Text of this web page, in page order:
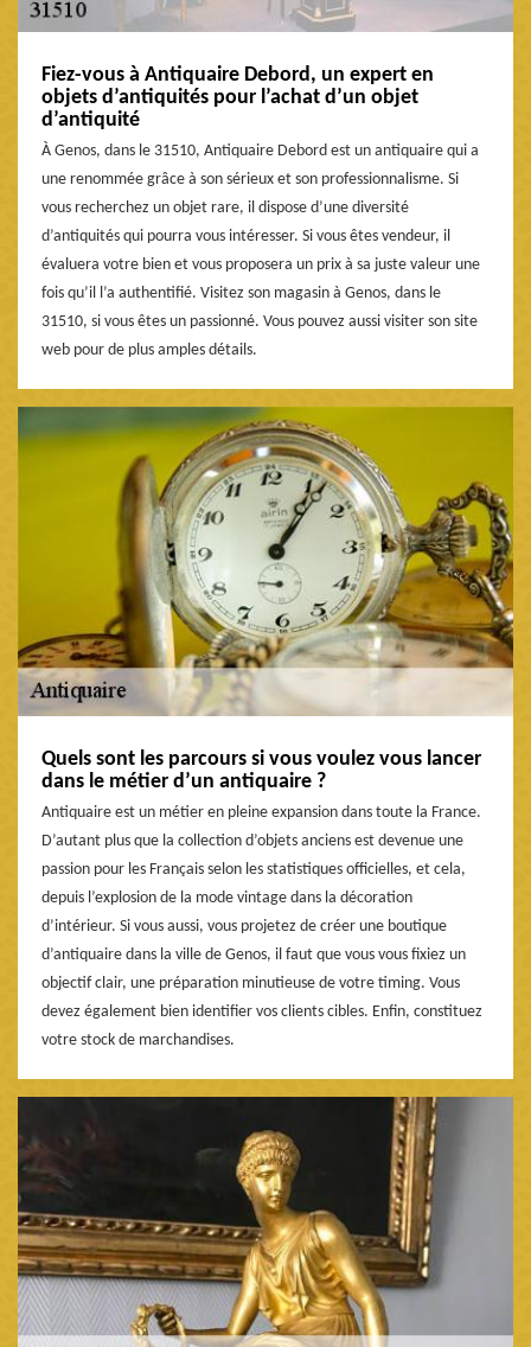
Fiez-vous à Antiquaire Debord, un expert en
objets d’antiquités pour l’achat d’un objet
d’antiquité
À Genos, dans le 31510, Antiquaire Debord est un antiquaire qui a
une renommée grâce à son sérieux et son professionnalisme. Si
vous recherchez un objet rare, il dispose d’une diversité
d’antiquités qui pourra vous intéresser. Si vous êtes vendeur, il
évaluera votre bien et vous proposera un prix à sa juste valeur une
fois qu’il l’a authentifié. Visitez son magasin à Genos, dans le
31510, si vous êtes un passionné. Vous pouvez aussi visiter son site
web pour de plus amples détails.
Quels sont les parcours si vous voulez vous lancer
dans le métier d’un antiquaire ?
Antiquaire est un métier en pleine expansion dans toute la France.
D’autant plus que la collection d’objets anciens est devenue une
passion pour les Français selon les statistiques officielles, et cela,
depuis l’explosion de la mode vintage dans la décoration
d’intérieur. Si vous aussi, vous projetez de créer une boutique
d’antiquaire dans la ville de Genos, il faut que vous vous fixiez un
objectif clair, une préparation minutieuse de votre timing. Vous
devez également bien identifier vos clients cibles. Enfin, constituez
votre stock de marchandises.